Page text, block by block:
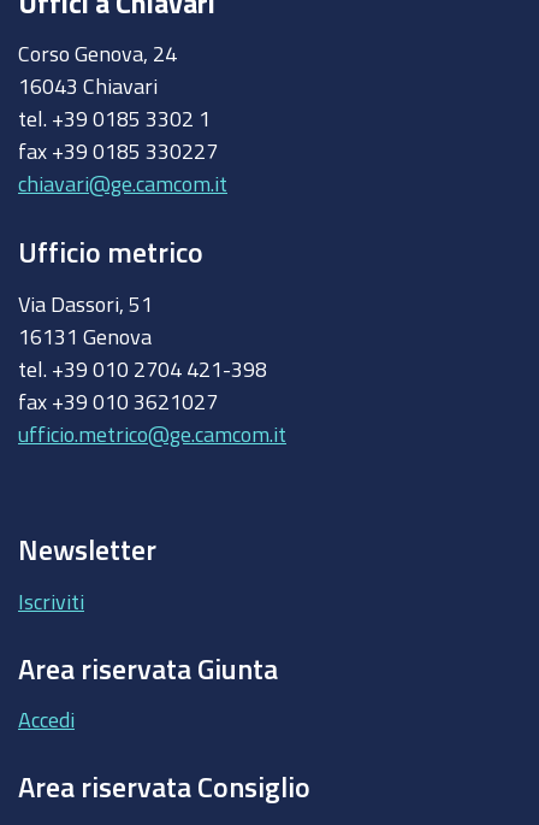
Corso Genova, 24
16043 Chiavari
tel. +39 0185 3302 1
fax +39 0185 330227
chiavari@ge.camcom.it
Ufficio metrico
Via Dassori, 51
16131 Genova
tel. +39 010 2704 421-398
fax +39 010 3621027
ufficio.metrico@ge.camcom.it
Newsletter
Iscriviti
Area riservata Giunta
Accedi
Area riservata Consiglio